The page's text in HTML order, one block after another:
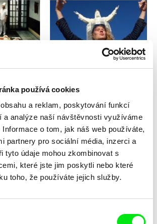
používá cookies
a reklam, poskytování funkcí
a analýze naší návštěvnosti využíváme
o tom, jak náš web používáte,
partnery pro sociální média, inzerci a
tyto údaje mohou zkombinovat s
které jste jim poskytli nebo které
toho, že používáte jejich služby.
Vít Klusák, Filip Remunda
JAFFA, the orange's
clockwork 2009